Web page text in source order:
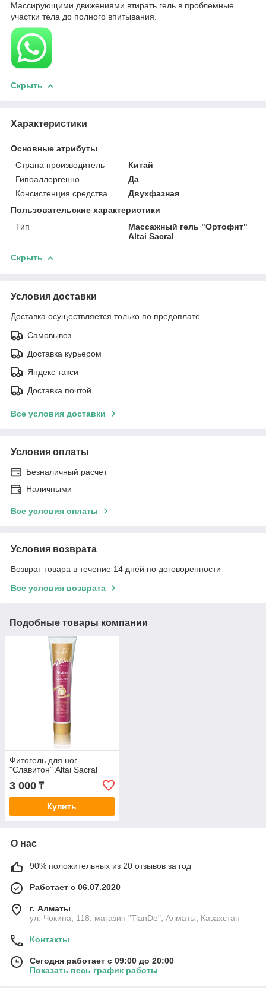
Массирующими движениями втирать гель в проблемные
участки тела до полного впитывания.
Скрыть
Характеристики
Основные атрибуты
Страна производитель
Китай
Гипоаллергенно
Да
Консистенция средства
Двухфазная
Пользовательские характеристики
Тип
Массажный гель "Ортофит"
Altai Sacral
Скрыть
Условия доставки
Доставка осуществляется только по предоплате.
Самовывоз
Доставка курьером
Яндекс такси
Доставка почтой
Все условия доставки
Условия оплаты
Безналичный расчет
Наличными
Все условия оплаты
Условия возврата
Возврат товара в течение 14 дней по договоренности
Все условия возврата
Подобные товары компании
Фитогель для ног
"Славитон" Altai Sacral
3 000 ₸
Купить
О нас
90% положительных из 20 отзывов за год
Работает с 06.07.2020
г. Алматы
ул. Чокина, 118, магазин "TianDe", Алматы, Казахстан
Контакты
Сегодня работает с 09:00 до 20:00
Показать весь график работы